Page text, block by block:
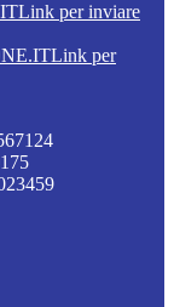
Link per inviare
Link per